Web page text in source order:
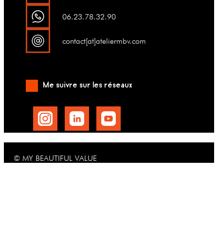
06.23.78.32.90
contact[at]ateliermbv.com
Me suivre sur les réseaux
© MY BEAUTIFUL VALUE